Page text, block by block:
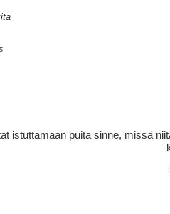
istuttamaan puita sinne, missä